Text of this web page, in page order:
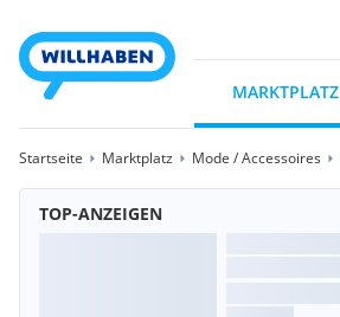
MARKTPLATZ
Startseite Marktplatz Mode / Accessoires
TOP-ANZEIGEN